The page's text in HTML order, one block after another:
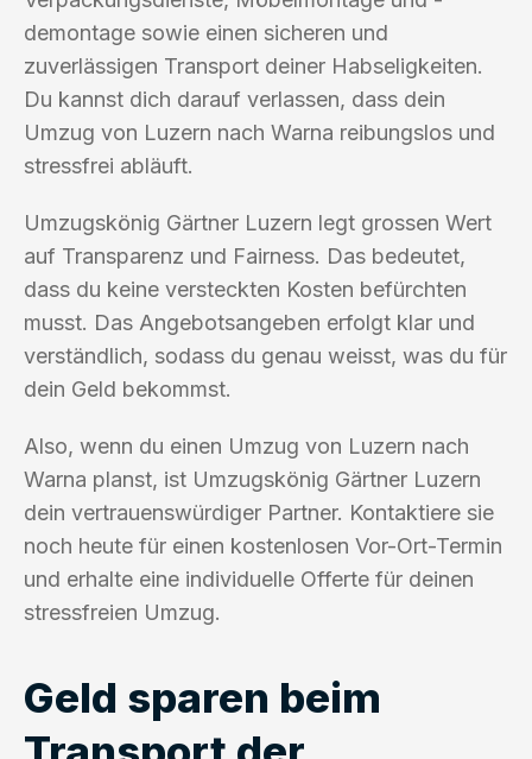
demontage sowie einen sicheren und
zuverlässigen Transport deiner Habseligkeiten.
Du kannst dich darauf verlassen, dass dein
Umzug von Luzern nach Warna reibungslos und
stressfrei abläuft.
Umzugskönig Gärtner Luzern legt grossen Wert
auf Transparenz und Fairness. Das bedeutet,
dass du keine versteckten Kosten befürchten
musst. Das Angebotsangeben erfolgt klar und
verständlich, sodass du genau weisst, was du für
dein Geld bekommst.
Also, wenn du einen Umzug von Luzern nach
Warna planst, ist Umzugskönig Gärtner Luzern
dein vertrauenswürdiger Partner. Kontaktiere sie
noch heute für einen kostenlosen Vor-Ort-Termin
und erhalte eine individuelle Offerte für deinen
stressfreien Umzug.
Geld sparen beim